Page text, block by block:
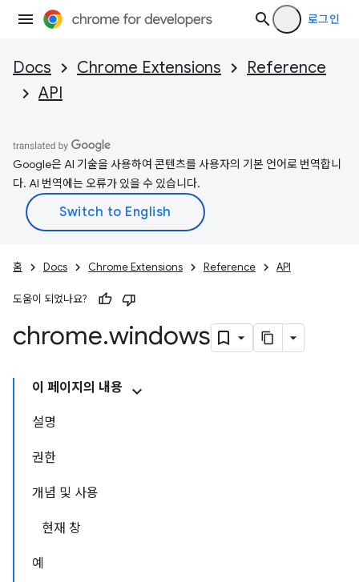
로그인
Docs Chrome Extensions
Reference
API
Google은 AI 기술을 사용하여 콘텐츠를 사용자의 기본 언어로 번역합니
다. AI 번역에는 오류가 있을 수 있습니다.
홈 Docs Chrome Extensions Reference API
도움이 되었나요?
chrome.windows
이 페이지의 내용
설명
권한
개념 및 사용
현재 창
예